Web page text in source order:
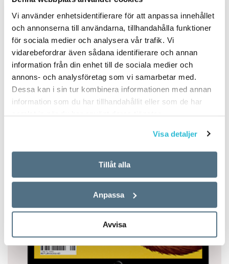
Vi använder enhetsidentifierare för att anpassa innehållet
och annonserna till användarna, tillhandahålla funktioner
för sociala medier och analysera vår trafik. Vi
vidarebefordrar även sådana identifierare och annan
information från din enhet till de sociala medier och
annons- och analysföretag som vi samarbetar med.
Dessa kan i sin tur kombinera informationen med annan
information som du har tillhandahållit eller som de har
samlat in när du har använt deras tjänster.
Visa detaljer
Tillåt alla
Anpassa
Avvisa